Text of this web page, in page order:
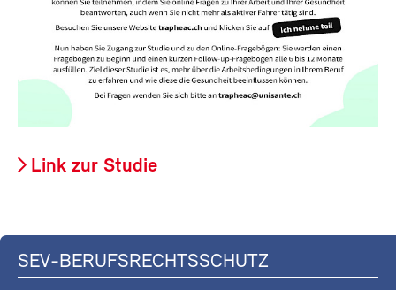
Link zur Studie
SEV-BERUFSRECHTSSCHUTZ